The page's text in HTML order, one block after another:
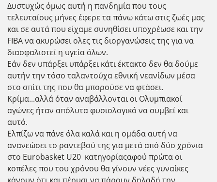
Δυστυχώς όμως αυτή η πανδημία που τους
τελευταίους μήνες έφερε τα πάνω κάτω στις ζωές μας
και σε αυτά που είχαμε συνηθίσει υποχρέωσε και την
FIBA να ακυρώσει ολες τις διοργανώσεις της για να
διασφαλιστεί η υγεία όλων.
Εάν δεν υπάρξει υπάρξει κάτι έκτακτο δεν θα δούμε
αυτήν την τόσο ταλαντούχα εθνική νεανίδων μέσα
στο σπίτι της που θα μπορούσε να φτάσει.
Κρίμα...αλλά όταν αναβάλλονται οι Ολυμπιακοί
αγώνες ήταν απόλυτα φυσιολογικό να συμβεί και
αυτό.
Ελπίζω να πάνε όλα καλά και η ομάδα αυτή να
ανανεώσει το ραντεβού της για μετά από δύο χρόνια
στο Eurobasket U20 κατηγορίαςαφού πρώτα οι
κοπέλες που του χρόνου θα γίνουν νέες γυναίκες